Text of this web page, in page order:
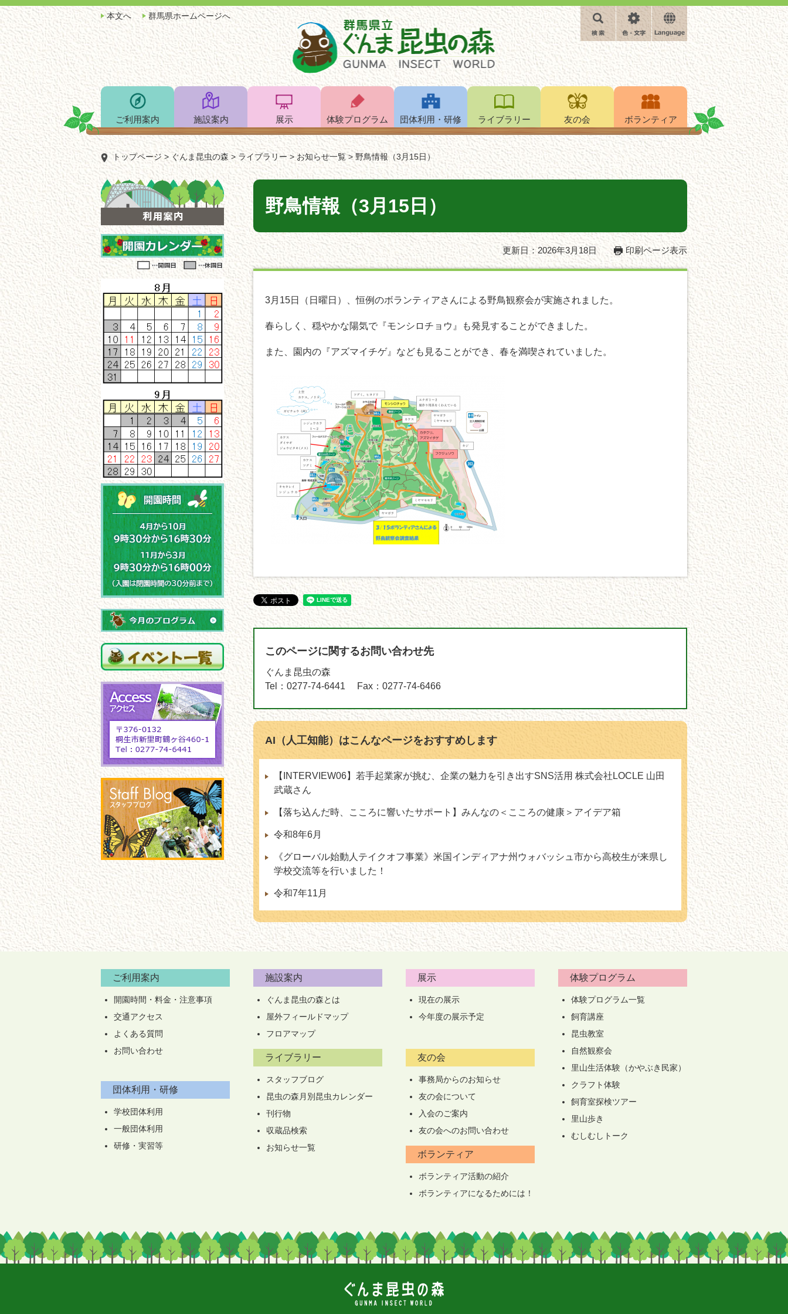
ペ
ー
の
先
頭
で
す。
メ
ニ
ー
を
飛
ば
し
て
本
文
へ
本文へ 群馬県ホームページへ
検
索
色・
文
字
language
ご利用案内 施設案内 展示 体験プログラム 団体利用・研修 ライブラリー 友の会 ボランティア
トップページ > ぐんま昆虫の森 > ライブラリー>お知らせ一覧> 野鳥情報（3月15日）
本
野鳥情報（3月15日）
更新日：2026年3月18日 印刷ページ表示
3月15日（日曜日）、恒例のボランティアさんによる野鳥観察会が実施されました。
春らしく、穏やかな陽気で『モンシロチョウ』も発見することができました。
また、園内の『アズマイチゲ』なども見ることができ、春を満喫されていました。
このページに関するお問い合わせ先
ぐんま昆虫の森
Tel：0277-74-6441
Fax：0277-74-6466
AI（人工知能）はこんなページをおすすめします
【INTERVIEW06】若手起業家が挑む、企業の魅力を引き出すSNS活用 株式会社LOCLE 山田
武蔵さん
【落ち込んだ時、こころに響いたサポート】みんなの＜こころの健康＞アイデア箱
令和8年6月
《グローバル始動人テイクオフ事業》米国インディアナ州ウォバッシュ市から高校生が来県し
学校交流等を行いました！
令和7年11月
ご利用案内
開園時間・料金・注意事項
交通アクセス
よくある質問
お問い合わせ
施設案内
ぐんま昆虫の森とは
屋外フィールドマップ
フロアマップ
展示
現在の展示
今年度の展示予定
体験プログラム
体験プログラム一覧
飼育講座
昆虫教室
自然観察会
里山生活体験（かやぶき民家）
クラフト体験
飼育室探検ツアー
里山歩き
むしむしトーク
団体利用・研修
学校団体利用
一般団体利用
研修・実習等
ライブラリー
スタッフブログ
昆虫の森月別昆虫カレンダー
刊行物
収蔵品検索
お知らせ一覧
友の会
事務局からのお知らせ
友の会について
入会のご案内
友の会へのお問い合わせ
ボランティア
ボランティア活動の紹介
ボランティアになるためには！